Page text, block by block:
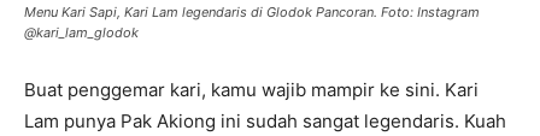
Menu Kari Sapi, Kari Lam legendaris di Glodok Pancoran. Foto: Instagram
@kari_lam_glodok
Buat penggemar kari, kamu wajib mampir ke sini. Kari
Lam punya Pak Akiong ini sudah sangat legendaris. Kuah